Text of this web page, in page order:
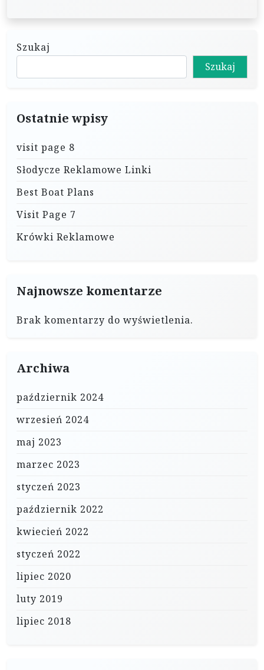
Szukaj
Szukaj
Ostatnie wpisy
visit page 8
Słodycze Reklamowe Linki
Best Boat Plans
Visit Page 7
Krówki Reklamowe
Najnowsze komentarze
Brak komentarzy do wyświetlenia.
Archiwa
październik 2024
wrzesień 2024
maj 2023
marzec 2023
styczeń 2023
październik 2022
kwiecień 2022
styczeń 2022
lipiec 2020
luty 2019
lipiec 2018